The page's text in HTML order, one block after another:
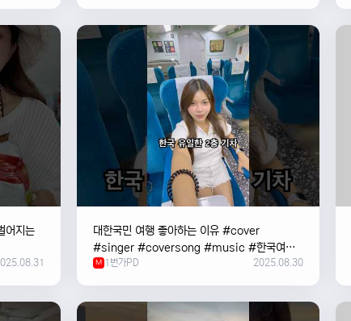
어지는
대한국민 여행 좋아하는 이유 #cover
#singer #coversong #music #한국여행
#한국
M 1번가PD 2025.08.30